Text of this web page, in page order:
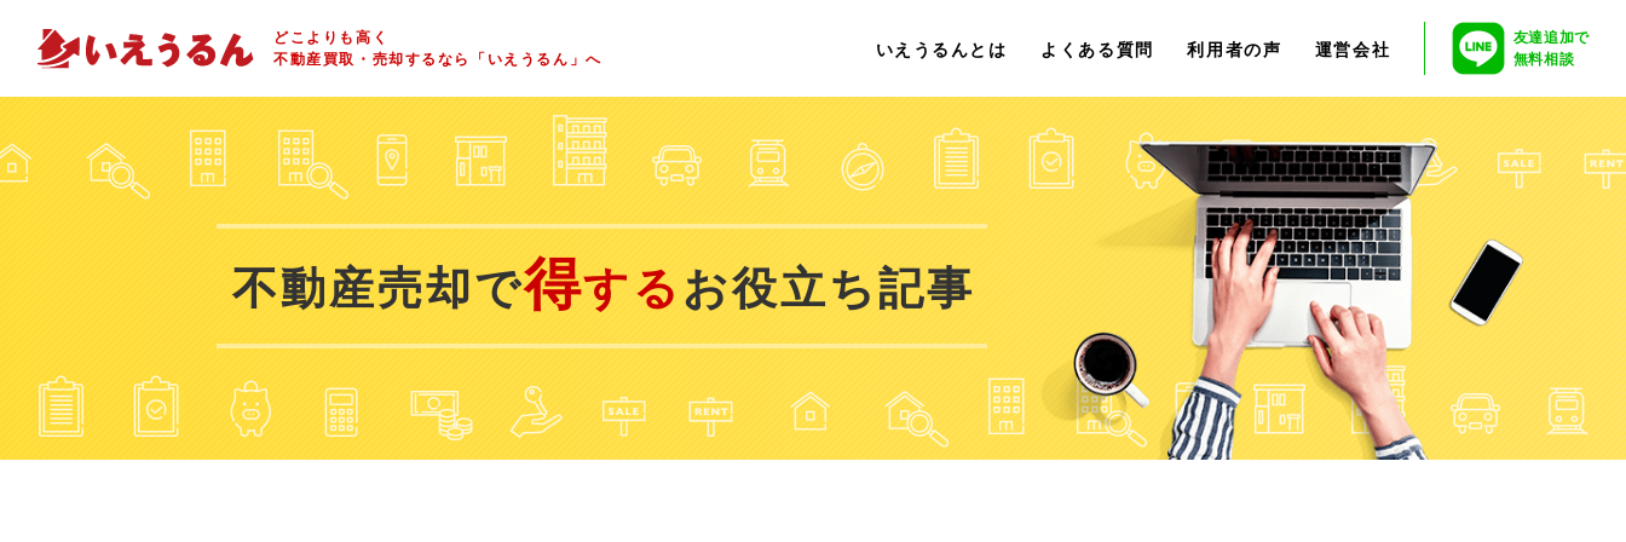
どこよりも高く
不動産買取・売却するなら「いえうるん」へ
いえうるんとは よくある質問 利用者の声 運営会社
友達追加で
無料相談
不動産売却で得する お役立ち記事